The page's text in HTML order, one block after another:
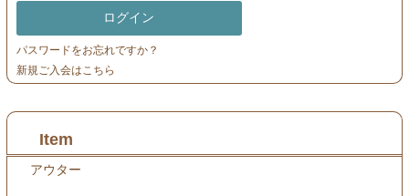
パスワードをお忘れですか？
新規ご入会はこちら
Item
アウター